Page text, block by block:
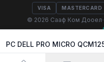
VISA MASTERCARD
© 2026 Сааф Ком Дооел·